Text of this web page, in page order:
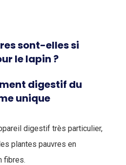
sont-elles si
le lapin ?
digestif du
unique
digestif très particulier,
plantes pauvres en
fibres.